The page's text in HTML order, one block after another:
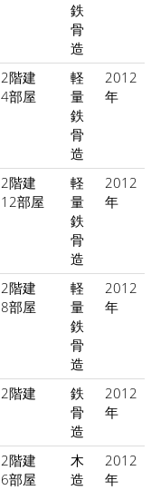
鉄
骨
造
2階建
4部屋
軽
量
鉄
骨
造
2012
年
2階建
12部屋
軽
量
鉄
骨
造
2012
年
2階建
8部屋
軽
量
鉄
骨
造
2012
年
2階建
鉄
骨
造
2012
年
2階建
6部屋
木
造
2012
年